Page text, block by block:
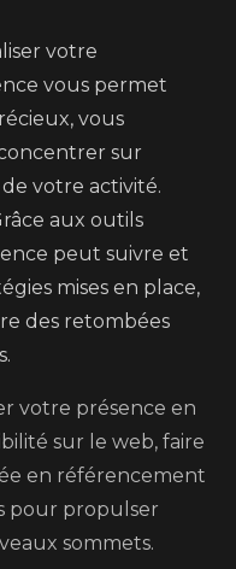
votre
vous permet
vous
sur
votre activité.
aux outils
peut suivre et
mises en place,
des retombées
votre présence en
sur le web, faire
en référencement
pour propulser
sommets.